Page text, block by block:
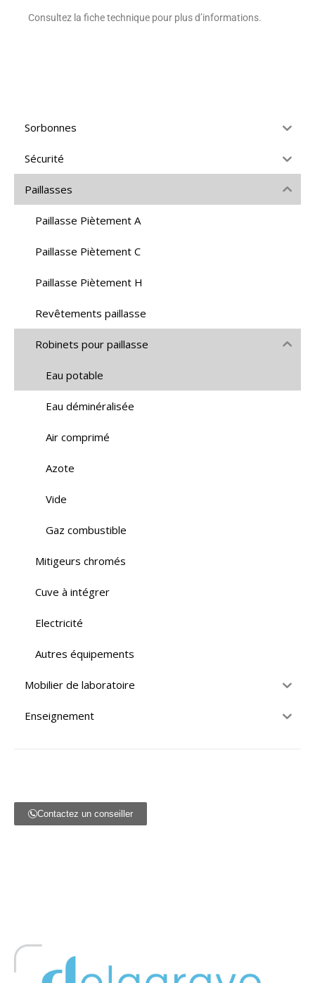
Consultez la fiche technique pour plus d’informations.
Sorbonnes
Sécurité
Paillasses
Paillasse Piètement A
Paillasse Piètement C
Paillasse Piètement H
Revêtements paillasse
Robinets pour paillasse
Eau potable
Eau déminéralisée
Air comprimé
Azote
Vide
Gaz combustible
Mitigeurs chromés
Cuve à intégrer
Electricité
Autres équipements
Mobilier de laboratoire
Enseignement
Contactez un conseiller